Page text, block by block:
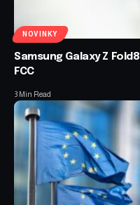
NOVINKY
Samsung Galaxy Z
FCC
3 Min Read